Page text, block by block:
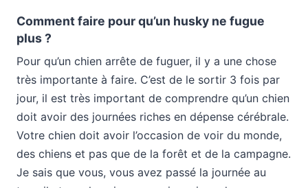
Comment faire pour qu’un husky ne fugue
plus ?
Pour qu’un chien arrête de fuguer, il y a une chose
très importante à faire. C’est de le sortir 3 fois par
jour, il est très important de comprendre qu’un chien
doit avoir des journées riches en dépense cérébrale.
Votre chien doit avoir l’occasion de voir du monde,
des chiens et pas que de la forêt et de la campagne.
Je sais que vous, vous avez passé la journée au